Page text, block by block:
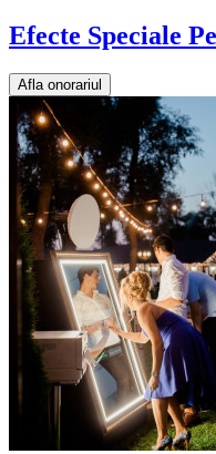
Efecte Speciale
Afla onorariul